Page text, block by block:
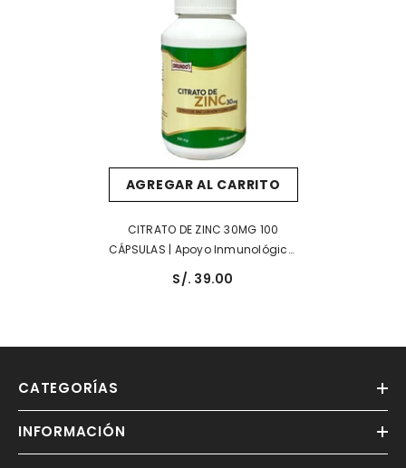
AGREGAR AL CARRITO
CITRATO DE ZINC 30MG 100
CÁPSULAS | Apoyo Inmunológico,
Cicatrices, Acné, Cabello,
Antioxidante.
S/. 39.00
CATEGORÍAS
INFORMACIÓN